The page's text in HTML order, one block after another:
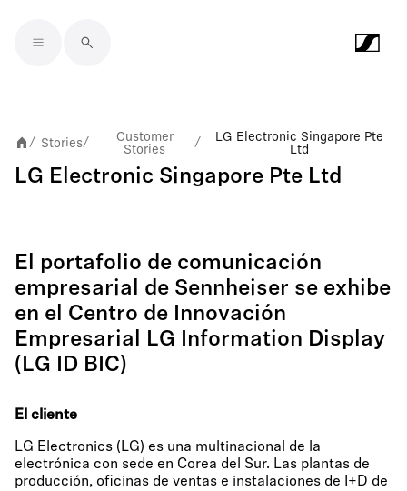
/ Stories/
Customer
Stories
/
LG Electronic Singapore Pte
Ltd
LG Electronic Singapore Pte Ltd
El portafolio de comunicación
empresarial de Sennheiser se exhibe
en el Centro de Innovación
Empresarial LG Information Display
(LG ID BIC)
El cliente
LG Electronics (LG) es una multinacional de la
electrónica con sede en Corea del Sur. Las plantas de
producción, oficinas de ventas e instalaciones de I+D de